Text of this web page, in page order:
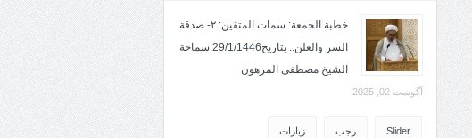
خطبة الجمعة: سمات المتقين: ٢- صدقة
السر والعلن.. بتاريخ29/1/1446.سماحة
الشيخ مصطفى المرهون
آگوست 02, 2025
Slider رجب زيارات